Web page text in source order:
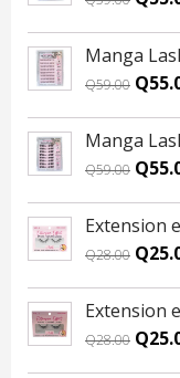
was:
Manga
Q59.00
was:
Q
Manga
Q59.00
was:
Q
Extension
Q28.00
was:
Q
Extension
Q28.00 Q